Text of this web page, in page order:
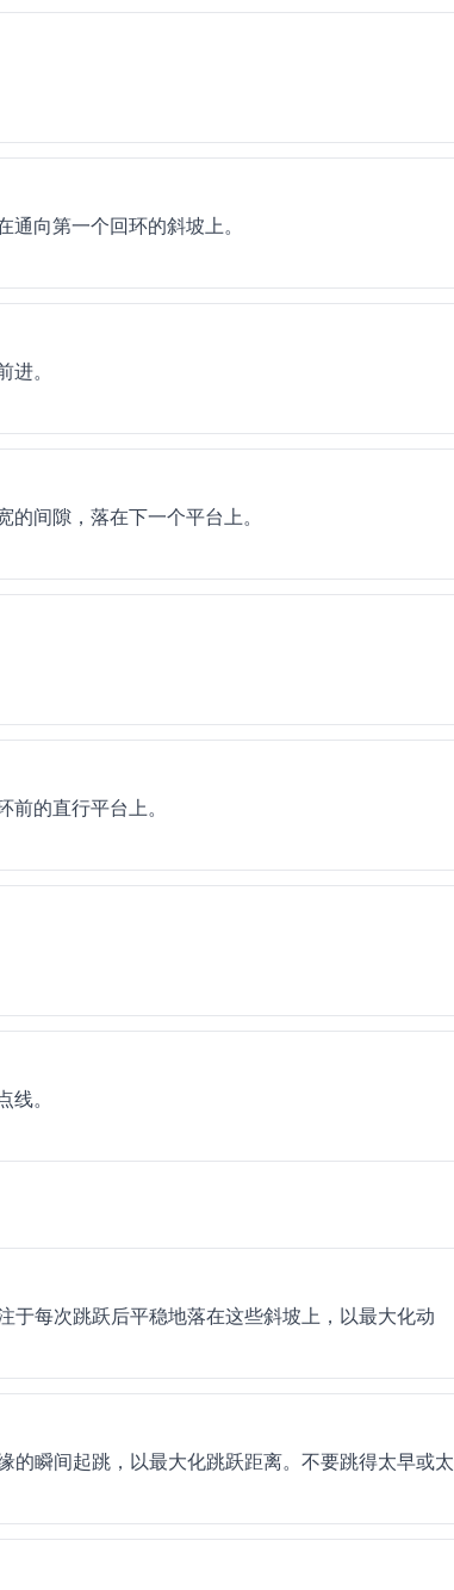
向第一个回环的斜坡上。
。
间隙，落在下一个平台上。
的直行平台上。
。
于每次跳跃后平稳地落在这些斜坡上，以最大化动
的瞬间起跳，以最大化跳跃距离。不要跳得太早或太